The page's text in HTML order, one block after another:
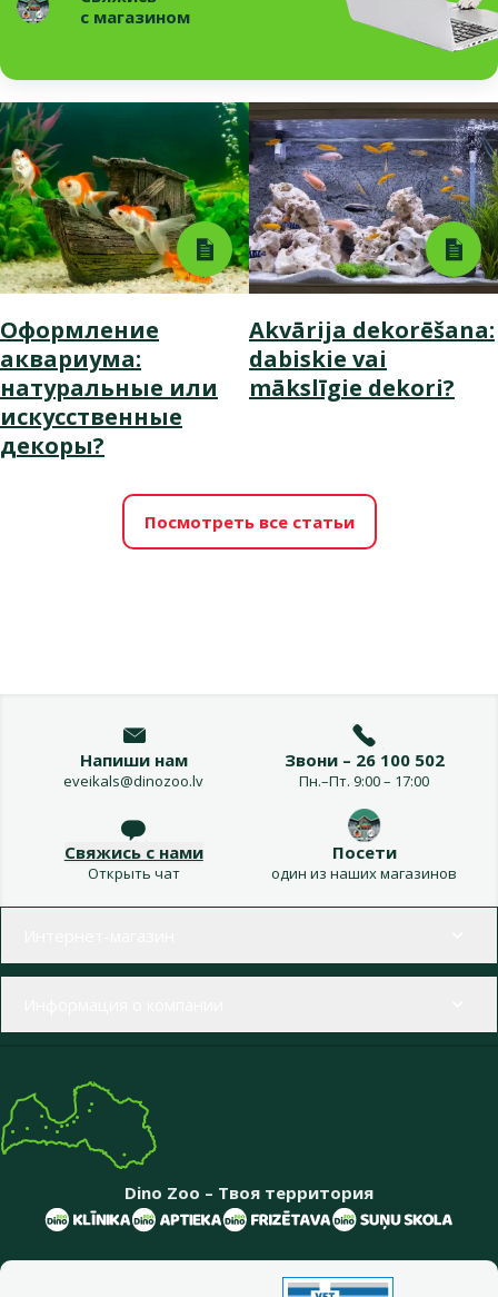
с магазином
Оформление
аквариума:
натуральные или
искусственные
декоры?
Akvārija dekorēšana:
dabiskie vai
mākslīgie dekori?
Посмотреть все статьи
Напиши нам
eveikals@dinozoo.lv
Звони – 26 100 502
Пн.–Пт. 9:00 – 17:00
Свяжись с нами
Открыть чат
Посети
один из наших магазинов
Dino Zoo – Твоя территория